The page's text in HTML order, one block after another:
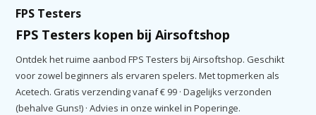
FPS Testers
FPS Testers kopen bij Airsoftshop
Ontdek het ruime aanbod FPS Testers bij Airsoftshop. Geschikt
voor zowel beginners als ervaren spelers. Met topmerken als
Acetech. Gratis verzending vanaf € 99 · Dagelijks verzonden
(behalve Guns!) · Advies in onze winkel in Poperinge.